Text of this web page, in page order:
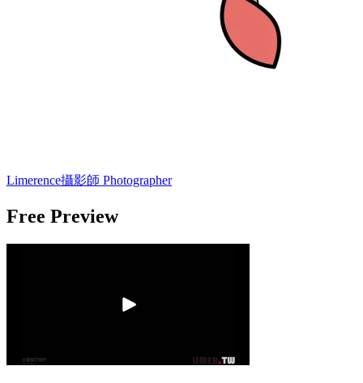
Limerence攝影師 Photographer
Free Preview